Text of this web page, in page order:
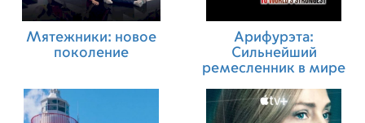
Мятежники: новое
поколение
Арифурэта:
Сильнейший
ремесленник в мире